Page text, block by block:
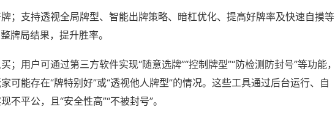
；支持透视全局牌型、智能出牌策略、暗杠优化、提高好牌率及快速自摸等
牌局结果，提升胜率。
；用户可通过第三方软件实现“随意选牌”“控制牌型”“防检测防封号”等功能，
可能存在“牌特别好”或“透视他人牌型”的情况。这些工具通过后台运行、自
不平公，且“安全性高”“不被封号”。